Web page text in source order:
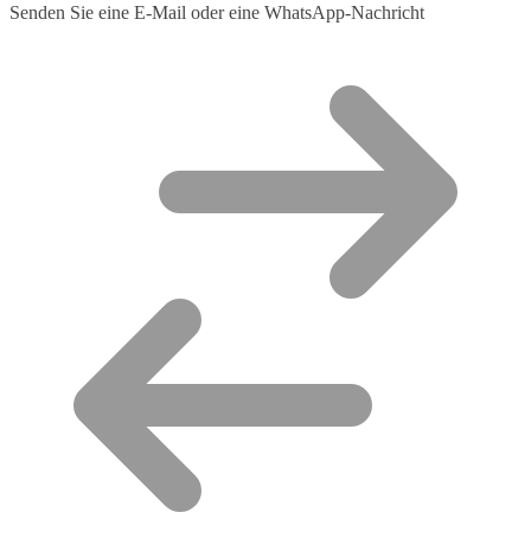
Senden Sie eine E-Mail oder eine WhatsApp-Nachricht